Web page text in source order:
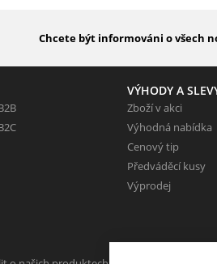
Chcete být informováni o všech
VÝHODY A
Zboží v akci
Výhodná nabídka
Cenový tip
Předváděcí kusy
Výprodej